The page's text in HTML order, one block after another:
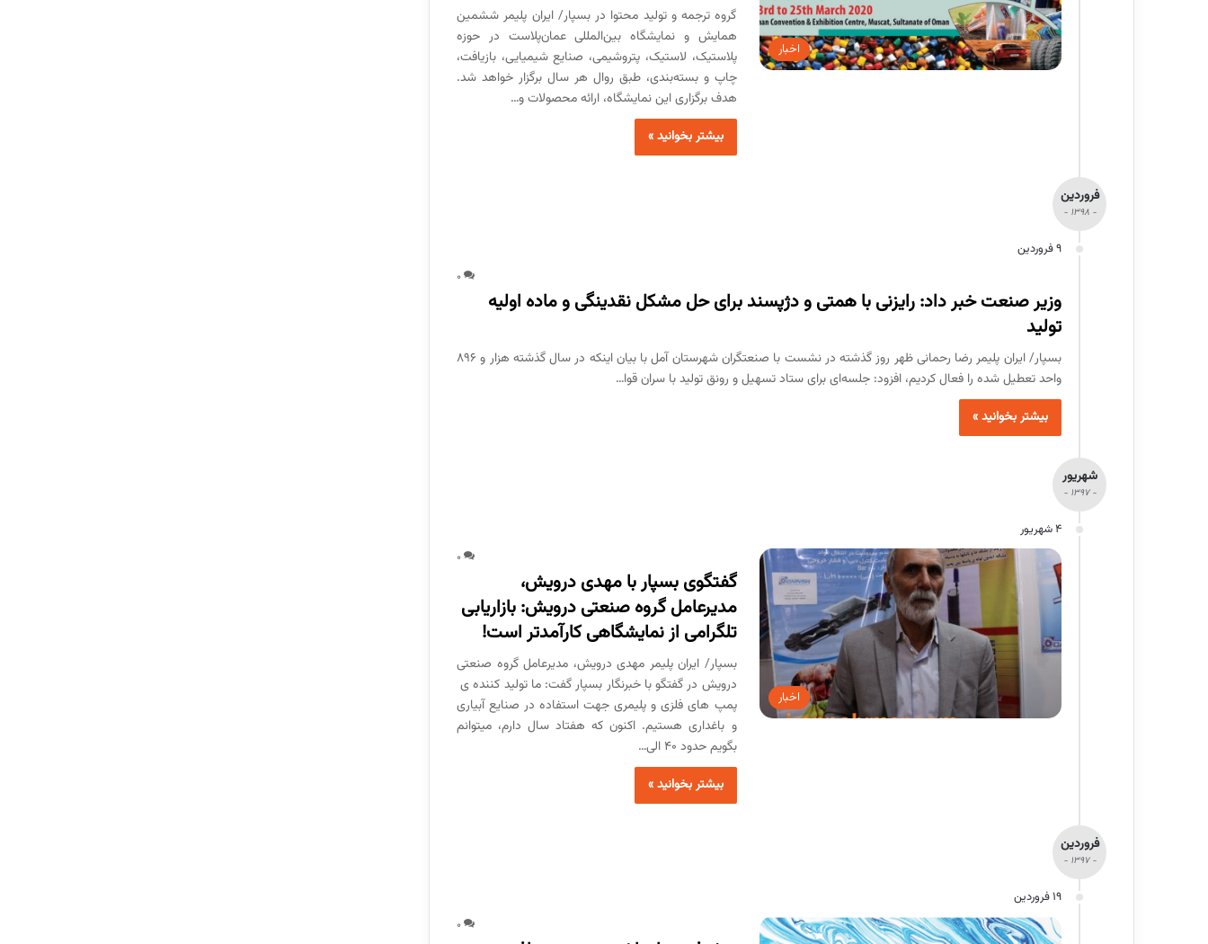
اخبار
گروه ترجمه و تولید محتوا در بسپار/ ایران پلیمر ششمین
همایش و نمایشگاه بین‌المللی عمان‌پلاست در حوزه
پلاستیک، لاستیک، پتروشیمی، صنایع شیمیایی، بازیافت،
چاپ و بسته‌بندی، طبق روال هر سال برگزار خواهد شد.
هدف برگزاری این نمایشگاه، ارائه محصولات و…
بیشتر بخوانید »
فروردین
- 1398 -
9 فروردین
0
وزیر صنعت خبر داد: رایزنی با همتی و دژپسند برای حل مشکل نقدینگی و ماده اولیه
تولید
بسپار/ ایران پلیمر رضا رحمانی ظهر روز گذشته در نشست با صنعتگران شهرستان آمل با بیان اینکه در سال گذشته هزار و ۸۹۶
واحد تعطیل شده را فعال کردیم، افزود: جلسه‌ای برای ستاد تسهیل و رونق تولید با سران قوا…
بیشتر بخوانید »
شهریور
- 1397 -
4 شهریور
اخبار
0
گفتگوی بسپار با مهدی درویش،
مدیرعامل گروه صنعتی درویش: بازاریابی
تلگرامی از نمایشگاهی کارآمدتر است!
بسپار/ ایران پلیمر مهدی درویش، مدیرعامل گروه صنعتی
درویش در گفتگو با خبرنگار بسپار گفت: ما تولید کننده­ ی
پمپ­ های فلزی و پلیمری جهت استفاده در صنایع آبیاری
و باغداری هستیم. اکنون که هفتاد سال دارم، می­توانم
بگویم حدود 40 الی…
بیشتر بخوانید »
فروردین
- 1397 -
19 فروردین
0